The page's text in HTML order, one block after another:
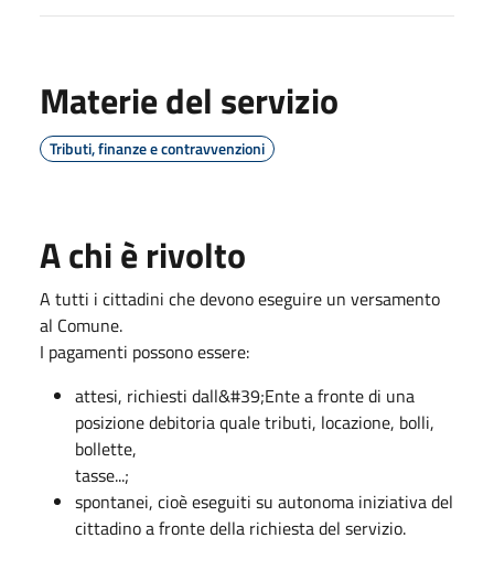
Materie del servizio
Tributi, finanze e contravvenzioni
A chi è rivolto
A tutti i cittadini che devono eseguire un versamento
al Comune.
I pagamenti possono essere:
attesi, richiesti dall&#39;Ente a fronte di una
posizione debitoria quale tributi, locazione, bolli,
bollette,
tasse...;
spontanei, cioè eseguiti su autonoma iniziativa del
cittadino a fronte della richiesta del servizio.